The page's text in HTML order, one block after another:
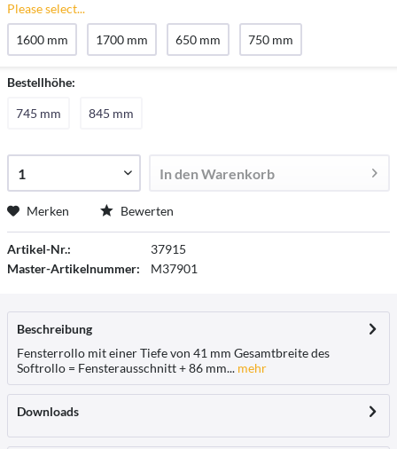
Please select...
1600 mm 1700 mm 650 mm 750 mm
Bestellhöhe:
745 mm 845 mm
In den Warenkorb
Merken Bewerten
Artikel-Nr.:
37915
Master-Artikelnummer:
M37901
Beschreibung
Fensterrollo mit einer Tiefe von 41 mm Gesamtbreite des
Softrollo = Fensterausschnitt + 86 mm... mehr
Downloads